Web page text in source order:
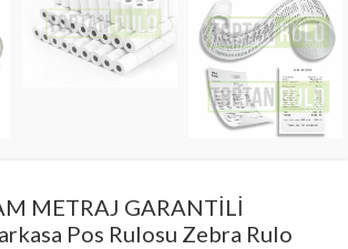
METRAJ GARANTİLİ
Pos Rulosu Zebra Rulo